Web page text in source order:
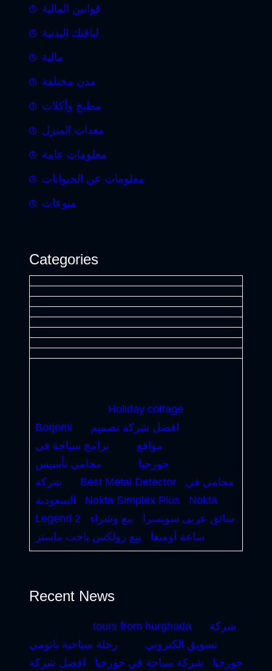
قوانين المالية
لياقتك البدنية
مالية
مدن مختلفة
مطبخ وأكلات
معدات المنزل
معلومات عامة
معلومات عن الحيوانات
منوعات
Categories
Holiday cottage
Borjomi
افضل شركة تصميم
مواقع
برامج سياحة في
جورجيا
محامي تأسيس
شركة
Best Metal Detector
محامي في
السعودية
Nokta Simplex Plus
Nokta
Legend 2
سائق عربى سويسرا
بيع وشراء
ساعة أوميغا
بيع رولكس ياخت ماستر
Recent News
tours from hurghada
شركة
تسويق الكتروني
رحلة سياحية باتومي
جورجيا
شركة سياحة في جورجيا
افضل شركة